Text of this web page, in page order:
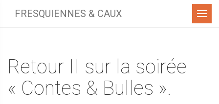
FRESQUIENNES & CAUX Menu
Retour II sur la soirée
« Contes & Bulles ».